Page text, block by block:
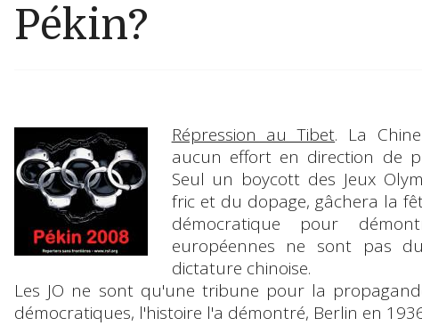
Pékin?
Répression au Tibet. La Chine
aucun effort en direction de
Seul un boycott des Jeux
fric et du dopage, gâchera la
démocratique pour
européennes ne sont pas
dictature chinoise.
Les JO ne sont qu'une tribune pour la
démocratiques, l'histoire l'a démontré, Berlin en